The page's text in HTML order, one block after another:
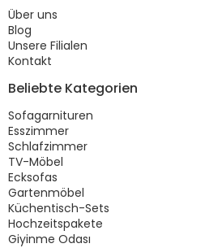
Über uns
Blog
Unsere Filialen
Kontakt
Beliebte Kategorien
Sofagarnituren
Esszimmer
Schlafzimmer
TV-Möbel
Ecksofas
Gartenmöbel
Küchentisch-Sets
Hochzeitspakete
Giyinme Odası